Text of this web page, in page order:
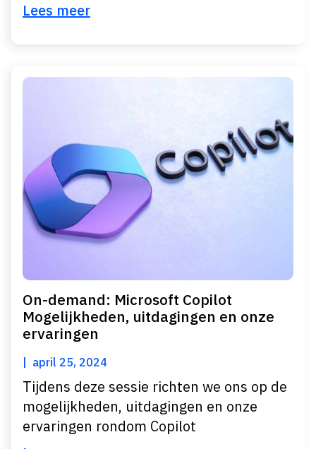
Lees meer
On-demand: Microsoft Copilot
Mogelijkheden, uitdagingen en onze
ervaringen
april 25, 2024
Tijdens deze sessie richten we ons op de
mogelijkheden, uitdagingen en onze
ervaringen rondom Copilot